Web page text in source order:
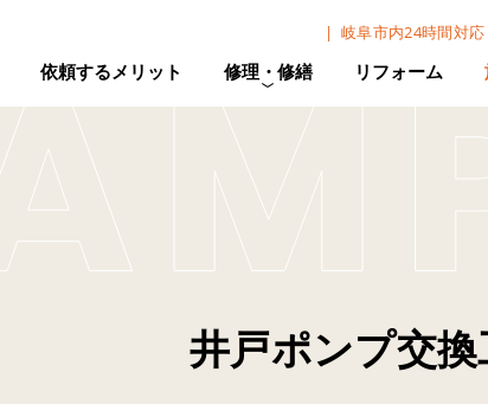
岐阜市内24時間対応
依頼するメリット 修理・修繕 リフォーム
井戸ポンプ交